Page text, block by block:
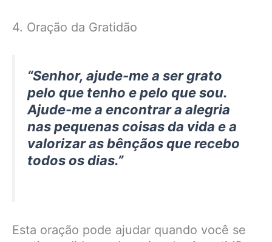
4. Oração da Gratidão
“Senhor, ajude-me a ser grato
pelo que tenho e pelo que sou.
Ajude-me a encontrar a alegria
nas pequenas coisas da vida e a
valorizar as bênçãos que recebo
todos os dias.”
Esta oração pode ajudar quando você se